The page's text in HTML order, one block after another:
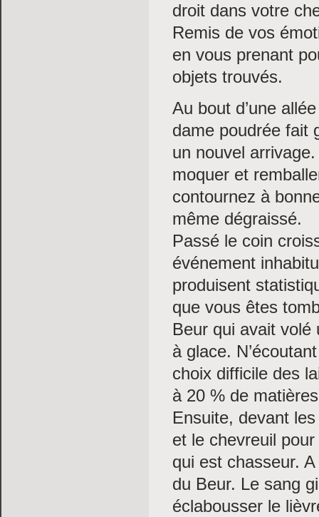
droit dans votre
Remis de vos
en vous prenant
objets trouvés.
Au bout d’une
dame poudrée fait
un nouvel
moquer et
contournez à
même dégraissé.
Passé le coin
événement
produisent
que vous êtes
Beur qui avait
à glace.
choix difficile des
à 20 % de
Ensuite, devant
et le chevreuil
qui est chasseur.
du Beur. Le sang
éclabousser le